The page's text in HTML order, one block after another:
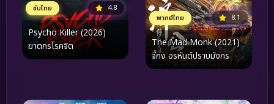
ซับไทย 4.8
Psycho Killer (2026)
ฆาตกรโรคจิต
พากย์ไทย 8.1
The Mad Monk (2021)
จี้กง อรหันต์ปราบมังกร